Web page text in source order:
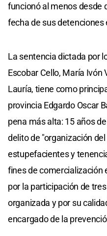
funcionó al menos desde
fecha de sus detenciones
La sentencia dictada por
Escobar Cello, María Ivón
Lauría, tiene como
provincia Edgardo Oscar
pena más alta: 15 años
delito de "organización
estupefacientes y
fines de comercialización
por la participación de
organizada y por su
encargado de la